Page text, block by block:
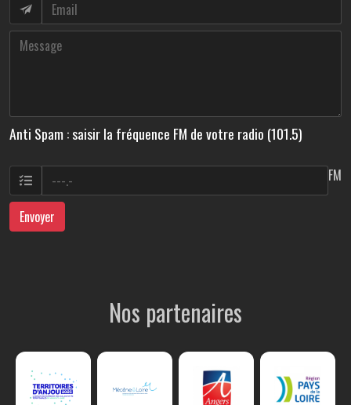
Anti Spam : saisir la fréquence FM de votre radio (101.5)
FM
Envoyer
Nos partenaires